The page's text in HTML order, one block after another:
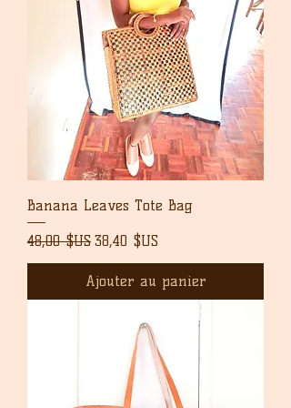
Banana Leaves Tote Bag
Prix original
48,00 $US Prix promotionnel
38,40 $US
Ajouter au panier